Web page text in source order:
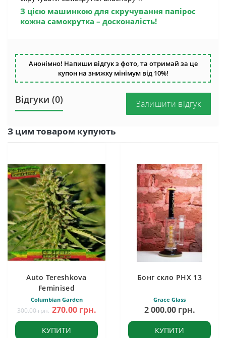
З цією машинкою для скручування папірос
кожна самокрутка – досконалість!
Анонімно! Напиши відгук з фото, та отримай за це
купон на знижку мінімум від 10%!
Відгуки (0) Залишити відгук
З цим товаром купують
Auto Tereshkova
Feminised
Columbian Garden
300.00 грн. 270.00 грн.
КУПИТИ
Бонг скло PHX 13
Grace Glass
2 000.00 грн.
КУПИТИ